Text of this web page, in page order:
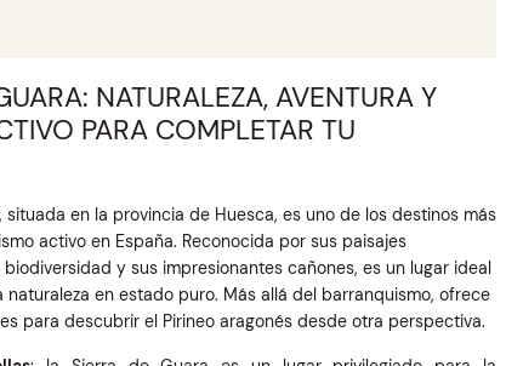
NATURALEZA, AVENTURA Y
PARA COMPLETAR TU
situada en la provincia de Huesca, es uno de los destinos más
activo en España. Reconocida por sus paisajes
y sus impresionantes cañones, es un lugar ideal
en estado puro. Más allá del barranquismo, ofrece
para descubrir el Pirineo aragonés desde otra perspectiva.